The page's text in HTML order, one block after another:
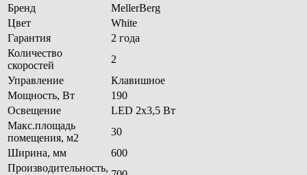
Бренд
MellerBerg
Цвет
White
Гарантия
2 года
Количество
скоростей
2
Управление
Клавишное
Мощность, Вт
190
Освещение
LED 2x3,5 Вт
Макс.площадь
помещения, м2
30
Ширина, мм
600
Производительность,